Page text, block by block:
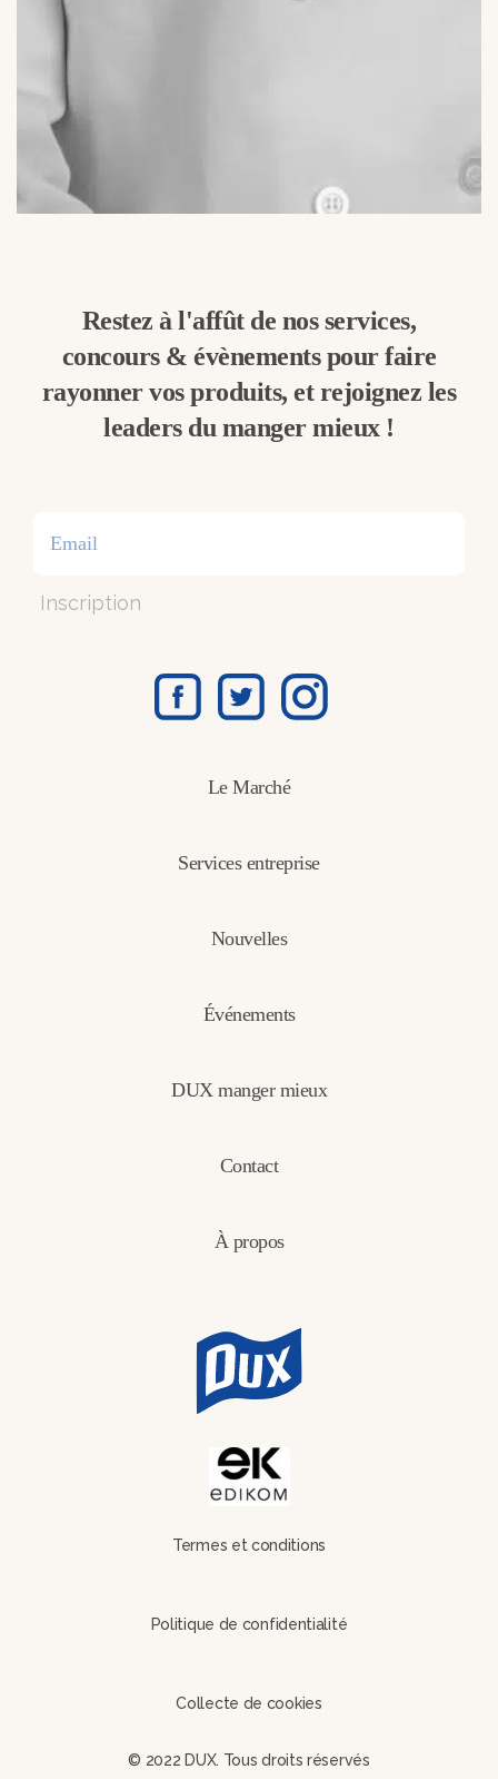
Restez à l'affût de nos services,
concours & évènements pour faire
rayonner vos produits, et rejoignez les
leaders du manger mieux !
Inscription
Le Marché
Services entreprise
Nouvelles
Événements
DUX manger mieux
Contact
À propos
Termes et conditions
Politique de confidentialité
Collecte de cookies
© 2022 DUX. Tous droits réservés